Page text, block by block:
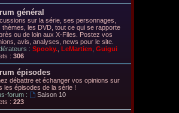
général
sur la série, ses personnages,
thèmes, les DVD, tout ce qui se rapporte
ou de loin aux X-Files. Postez vos
avis, analyses, news pour le site.
: Spooky. LeMartien Guigui
: 306
épisodes
débattre et échanger vos opinions sur
les épisodes de la série !
forum :
Saison 10
: 223